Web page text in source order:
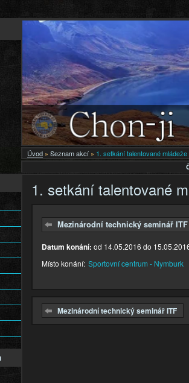
Úvod » Seznam akcí » 1. setkání talentované mládeže
1. setkání talentované
Mezinárodní technický seminář ITF
Datum konání: od 14.05.2016 do
Místo konání: Sportovní centrum - Nymburk
Mezinárodní technický seminář ITF